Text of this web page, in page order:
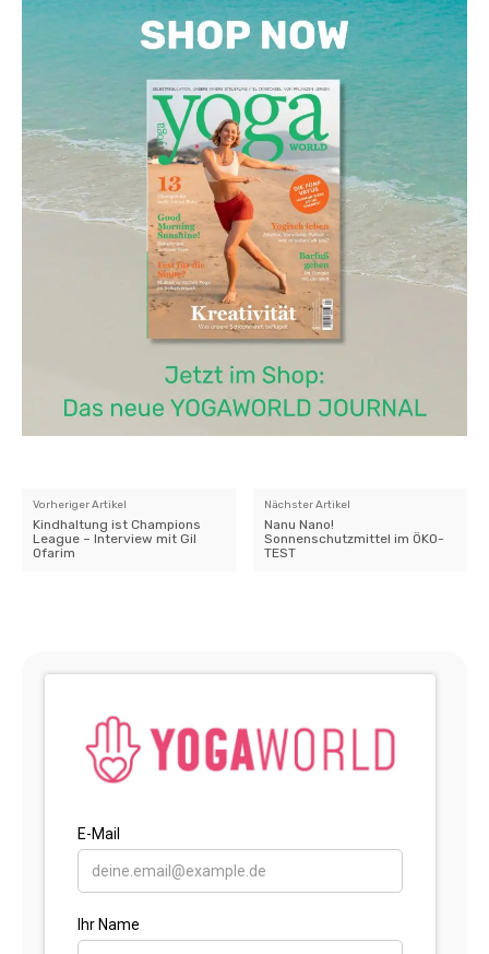
Vorheriger Artikel
Kindhaltung ist Champions
League – Interview mit Gil
Ofarim
Nächster Artikel
Nanu Nano!
Sonnenschutzmittel im ÖKO-
TEST